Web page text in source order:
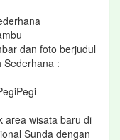
dan foto berjudul
Sederhana :
area wisata baru di
Sunda dengan